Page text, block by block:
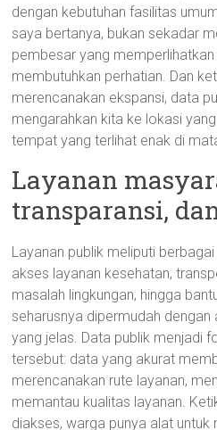
dengan kebutuhan fasilitas
saya bertanya, bukan sekadar
pembesar yang
membutuhkan perhatian. Dan
merencanakan ekspansi, data
mengarahkan kita ke lokasi
tempat yang terlihat enak di
Layanan
transparansi,
Layanan publik meliputi
akses layanan kesehatan,
masalah lingkungan, hingga
seharusnya dipermudah
yang jelas. Data publik menjadi
tersebut: data yang akurat
merencanakan rute layanan,
memantau kualitas layanan.
diakses, warga punya alat